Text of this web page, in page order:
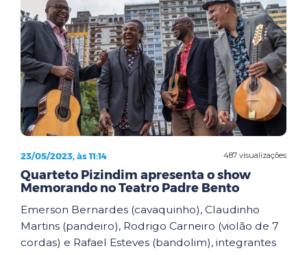
487 visualizações
23/05/2023, às 11:14
Quarteto Pizindim apresenta o show
Memorando no Teatro Padre Bento
Emerson Bernardes (cavaquinho), Claudinho
Martins (pandeiro), Rodrigo Carneiro (violão de 7
cordas) e Rafael Esteves (bandolim), integrantes